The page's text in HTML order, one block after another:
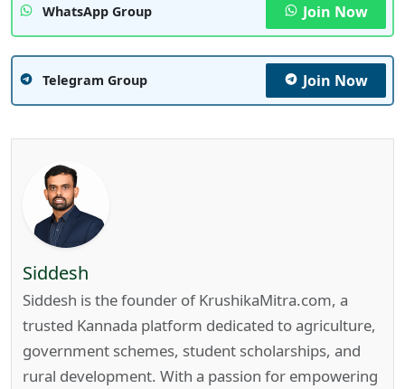
WhatsApp Group Join Now
Telegram Group Join Now
Siddesh
Siddesh is the founder of KrushikaMitra.com, a
trusted Kannada platform dedicated to agriculture,
government schemes, student scholarships, and
rural development. With a passion for empowering